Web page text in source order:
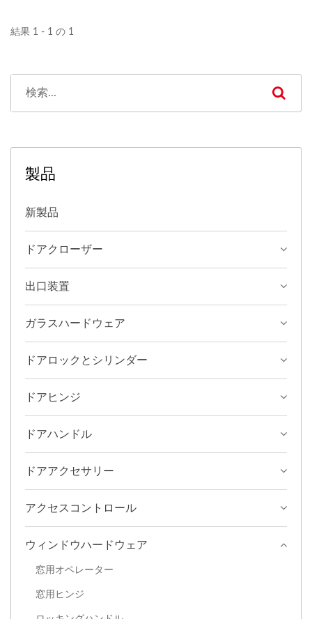
結果 1 - 1 の 1
製品
新製品
ドアクローザー
出口装置
ガラスハードウェア
ドアロックとシリンダー
ドアヒンジ
ドアハンドル
ドアアクセサリー
アクセスコントロール
ウィンドウハードウェア
窓用オペレーター
窓用ヒンジ